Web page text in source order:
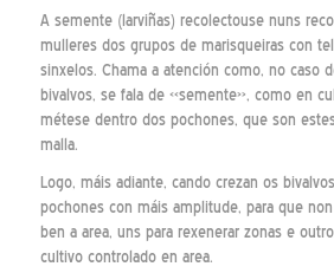
A semente (larviñas) recolectouse nuns
mulleres dos grupos de marisqueiras con
sinxelos. Chama a atención como, no caso
bivalvos, se fala de «semente», como en
métese dentro dos pochones, que son
malla.
Logo, máis adiante, cando crezan os
pochones con máis amplitude, para que
ben a area, uns para rexenerar zonas e
cultivo controlado en area.